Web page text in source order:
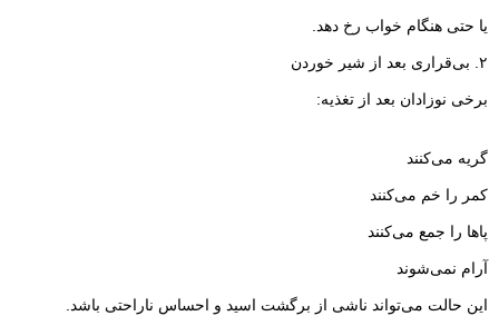
یا حتی هنگام خواب رخ دهد.
۲. بی‌قراری بعد از شیر خوردن
برخی نوزادان بعد از تغذیه:
گریه می‌کنند
کمر را خم می‌کنند
پاها را جمع می‌کنند
آرام نمی‌شوند
این حالت می‌تواند ناشی از برگشت اسید و احساس ناراحتی باشد.